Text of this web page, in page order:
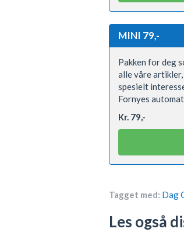
MINI 79,-
Pakken for deg
alle våre
spesielt
Fornyes
Kr. 79,-
Tagget med: Dag
Les også